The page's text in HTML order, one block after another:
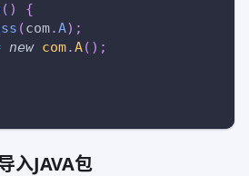
( )
{
(com.A) ;
new com.A( ) ;
入JAVA包